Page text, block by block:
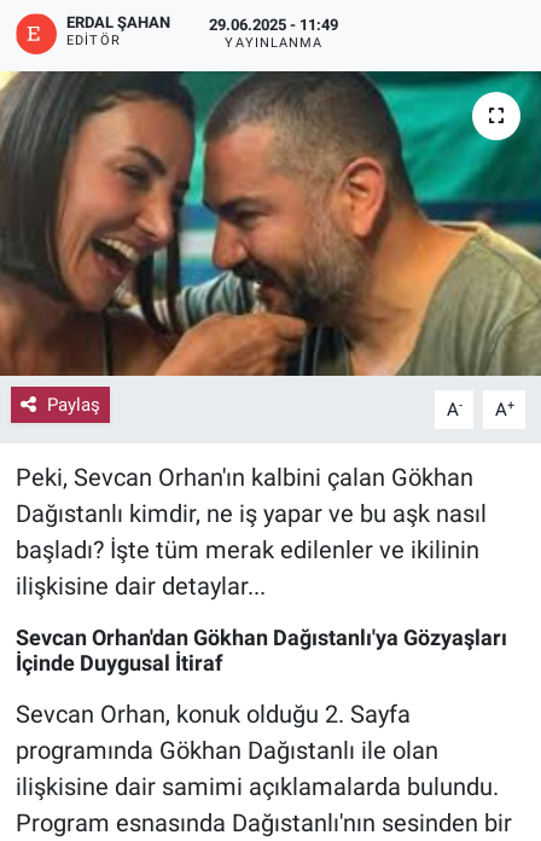
ERDAL ŞAHAN
EDITÖR
29.06.2025 - 11:49
YAYINLANMA
Paylaş A- A+
Peki, Sevcan Orhan'ın kalbini çalan Gökhan
Dağıstanlı kimdir, ne iş yapar ve bu aşk nasıl
başladı? İşte tüm merak edilenler ve ikilinin
ilişkisine dair detaylar...
Sevcan Orhan'dan Gökhan Dağıstanlı'ya Gözyaşları
İçinde Duygusal İtiraf
Sevcan Orhan, konuk olduğu 2. Sayfa
programında Gökhan Dağıstanlı ile olan
ilişkisine dair samimi açıklamalarda bulundu.
Program esnasında Dağıstanlı'nın sesinden bir